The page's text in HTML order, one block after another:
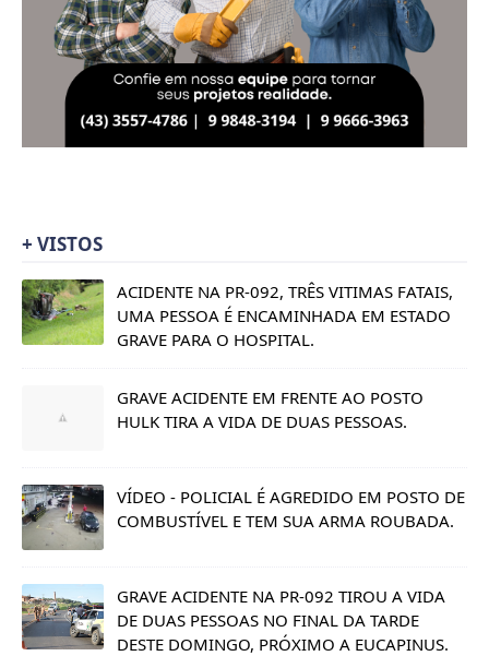
+ VISTOS
ACIDENTE NA PR-092, TRÊS VITIMAS FATAIS,
UMA PESSOA É ENCAMINHADA EM ESTADO
GRAVE PARA O HOSPITAL.
GRAVE ACIDENTE EM FRENTE AO POSTO
HULK TIRA A VIDA DE DUAS PESSOAS.
VÍDEO - POLICIAL É AGREDIDO EM POSTO DE
COMBUSTÍVEL E TEM SUA ARMA ROUBADA.
GRAVE ACIDENTE NA PR-092 TIROU A VIDA
DE DUAS PESSOAS NO FINAL DA TARDE
DESTE DOMINGO, PRÓXIMO A EUCAPINUS.